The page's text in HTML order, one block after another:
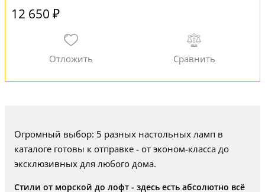
12 650 ₽
Огромный выбор: 5 разных настольных ламп в
каталоге готовы к отправке - от эконом-класса до
эксклюзивных для любого дома.
Стили от морской до лофт - здесь есть абсолютно всё